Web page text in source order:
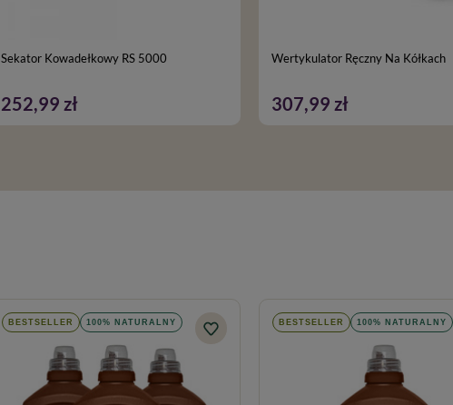
Sekator Kowadełkowy RS 5000
252,99 zł
Wertykulator Ręczny Na Kółkach
307,99 zł
BESTSELLER 100% NATURALNY BESTSELLER 100% NATURALNY